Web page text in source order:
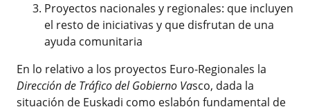
Proyectos nacionales y regionales: que incluyen
el resto de iniciativas y que disfrutan de una
ayuda comunitaria
En lo relativo a los proyectos Euro-Regionales la
Dirección de Tráfico del Gobierno Vasco, dada la
situación de Euskadi como eslabón fundamental de